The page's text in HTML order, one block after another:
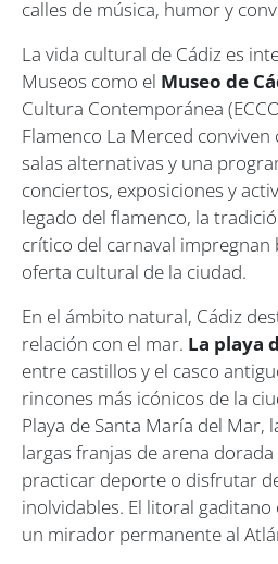
calles de música, humor y
La vida cultural de Cádiz es
Museos como el Museo de
Cultura Contemporánea
Flamenco La Merced
salas alternativas y una
conciertos, exposiciones y
legado del flamenco, la
crítico del carnaval impregnan
oferta cultural de la ciudad.
En el ámbito natural, Cádiz
relación con el mar. La playa
entre castillos y el casco
rincones más icónicos de la
Playa de Santa María del Mar,
largas franjas de arena
practicar deporte o disfrutar
inolvidables. El litoral
un mirador permanente al